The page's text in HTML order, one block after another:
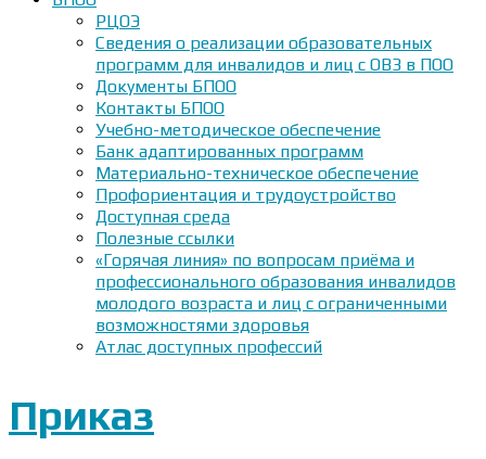
РЦОЭ
Сведения о реализации образовательных
программ для инвалидов и лиц с ОВЗ в ПОО
Документы БПОО
Контакты БПОО
Учебно-методическое обеспечение
Банк адаптированных программ
Материально-техническое обеспечение
Профориентация и трудоустройство
Доступная среда
Полезные ссылки
«Горячая линия» по вопросам приёма и
профессионального образования инвалидов
молодого возраста и лиц с ограниченными
возможностями здоровья
Атлас доступных профессий
Приказ